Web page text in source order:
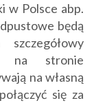
w Polsce abp.
będą
na stronie
na własną
się za